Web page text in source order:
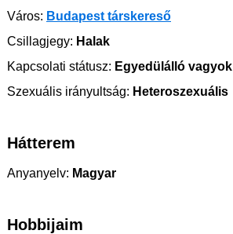
Város: Budapest társkereső
Csillagjegy: Halak
Kapcsolati státusz: Egyedülálló vagyok
Szexuális irányultság: Heteroszexuális
Hátterem
Anyanyelv: Magyar
Hobbijaim